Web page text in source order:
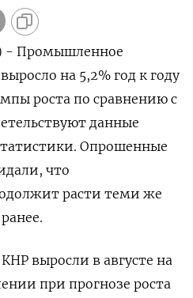
- Промышленное
на 5,2% год к году
роста по сравнению с
данные
Опрошенные
что
расти теми же
выросли в августе на
при прогнозе роста